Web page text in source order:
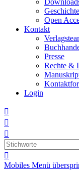
Geschichte
Open
Kontakt
Presse
Rechte &
Login




Mobiles Menü